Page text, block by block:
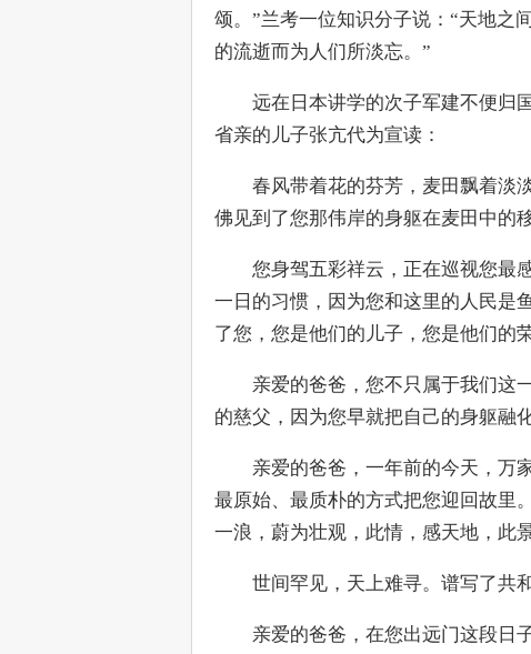
颂。”兰考一位知识分子说：“天地之
的流逝而为人们所淡忘。”
远在日本讲学的次子军建不便归国
省亲的儿子张亢代为宣读：
春风带着花的芬芳，麦田飘着淡淡
佛见到了您那伟岸的身躯在麦田中的移
您身驾五彩祥云，正在巡视您最感
一日的习惯，因为您和这里的人民是
了您，您是他们的儿子，您是他们的
亲爱的爸爸，您不只属于我们这一
的慈父，因为您早就把自己的身躯融
亲爱的爸爸，一年前的今天，万家
最原始、最质朴的方式把您迎回故里
一浪，蔚为壮观，此情，感天地，此
世间罕见，天上难寻。谱写了共和
亲爱的爸爸，在您出远门这段日子